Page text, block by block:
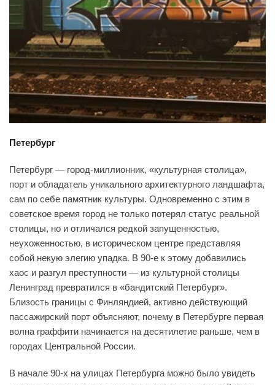
Петербург
Петербург — город-миллионник, «культурная столица»,
порт и обладатель уникального архитектурного ландшафта,
сам по себе памятник культуры. Одновременно с этим в
советское время город не только потерял статус реальной
столицы, но и отличался редкой запущенностью,
неухоженностью, в историческом центре представляя
собой некую элегию упадка. В 90-е к этому добавились
хаос и разгул преступности — из культурной столицы
Ленинград превратился в «бандитский Петербург».
Близость границы с Финляндией, активно действующий
пассажирский порт объясняют, почему в Петербурге первая
волна граффити начинается на десятилетие раньше, чем в
городах Центральной России.
В начале 90-х на улицах Петербурга можно было увидеть